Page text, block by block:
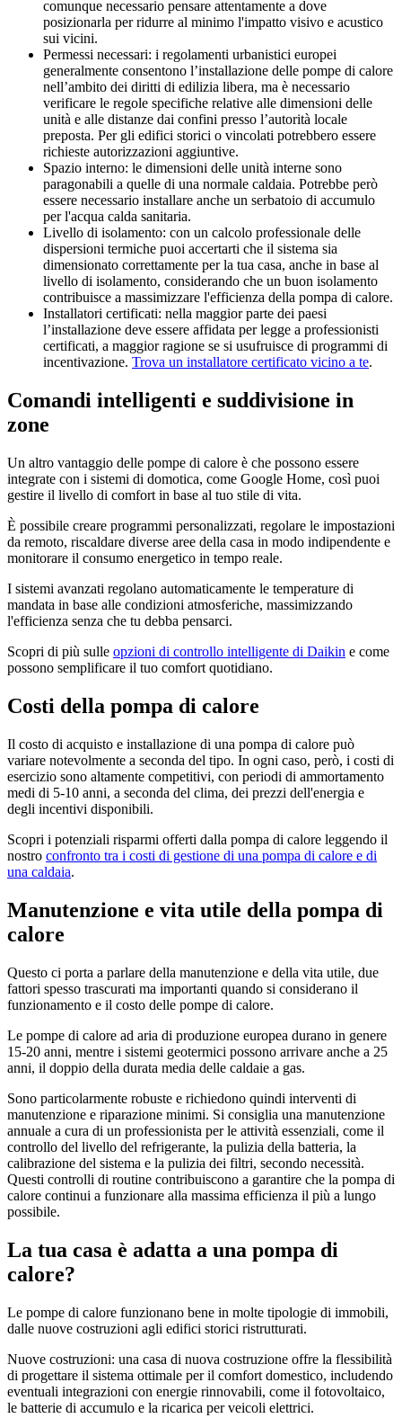
comunque necessario pensare attentamente a dove
posizionarla per ridurre al minimo l'impatto visivo e acustico
sui vicini.
Permessi necessari: i regolamenti urbanistici europei
generalmente consentono l’installazione delle pompe di calore
nell’ambito dei diritti di edilizia libera, ma è necessario
verificare le regole specifiche relative alle dimensioni delle
unità e alle distanze dai confini presso l’autorità locale
preposta. Per gli edifici storici o vincolati potrebbero essere
richieste autorizzazioni aggiuntive.
Spazio interno: le dimensioni delle unità interne sono
paragonabili a quelle di una normale caldaia. Potrebbe però
essere necessario installare anche un serbatoio di accumulo
per l'acqua calda sanitaria.
Livello di isolamento: con un calcolo professionale delle
dispersioni termiche puoi accertarti che il sistema sia
dimensionato correttamente per la tua casa, anche in base al
livello di isolamento, considerando che un buon isolamento
contribuisce a massimizzare l'efficienza della pompa di calore.
Installatori certificati: nella maggior parte dei paesi
l’installazione deve essere affidata per legge a professionisti
certificati, a maggior ragione se si usufruisce di programmi di
incentivazione. Trova un installatore certificato vicino a te.
Comandi intelligenti e suddivisione in
zone
Un altro vantaggio delle pompe di calore è che possono essere
integrate con i sistemi di domotica, come Google Home, così puoi
gestire il livello di comfort in base al tuo stile di vita.
È possibile creare programmi personalizzati, regolare le impostazioni
da remoto, riscaldare diverse aree della casa in modo indipendente e
monitorare il consumo energetico in tempo reale.
I sistemi avanzati regolano automaticamente le temperature di
mandata in base alle condizioni atmosferiche, massimizzando
l'efficienza senza che tu debba pensarci.
Scopri di più sulle opzioni di controllo intelligente di Daikin e come
possono semplificare il tuo comfort quotidiano.
Costi della pompa di calore
Il costo di acquisto e installazione di una pompa di calore può
variare notevolmente a seconda del tipo. In ogni caso, però, i costi di
esercizio sono altamente competitivi, con periodi di ammortamento
medi di 5-10 anni, a seconda del clima, dei prezzi dell'energia e
degli incentivi disponibili.
Scopri i potenziali risparmi offerti dalla pompa di calore leggendo il
nostro confronto tra i costi di gestione di una pompa di calore e di
una caldaia.
Manutenzione e vita utile della pompa di
calore
Questo ci porta a parlare della manutenzione e della vita utile, due
fattori spesso trascurati ma importanti quando si considerano il
funzionamento e il costo delle pompe di calore.
Le pompe di calore ad aria di produzione europea durano in genere
15-20 anni, mentre i sistemi geotermici possono arrivare anche a 25
anni, il doppio della durata media delle caldaie a gas.
Sono particolarmente robuste e richiedono quindi interventi di
manutenzione e riparazione minimi. Si consiglia una manutenzione
annuale a cura di un professionista per le attività essenziali, come il
controllo del livello del refrigerante, la pulizia della batteria, la
calibrazione del sistema e la pulizia dei filtri, secondo necessità.
Questi controlli di routine contribuiscono a garantire che la pompa di
calore continui a funzionare alla massima efficienza il più a lungo
possibile.
La tua casa è adatta a una pompa di
calore?
Le pompe di calore funzionano bene in molte tipologie di immobili,
dalle nuove costruzioni agli edifici storici ristrutturati.
Nuove costruzioni: una casa di nuova costruzione offre la flessibilità
di progettare il sistema ottimale per il comfort domestico, includendo
eventuali integrazioni con energie rinnovabili, come il fotovoltaico,
le batterie di accumulo e la ricarica per veicoli elettrici.